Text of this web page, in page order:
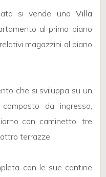
si vende una Villa
al primo piano
magazzini al piano
che si sviluppa su un
da ingresso,
con caminetto, tre
terrazze.
con le sue cantine